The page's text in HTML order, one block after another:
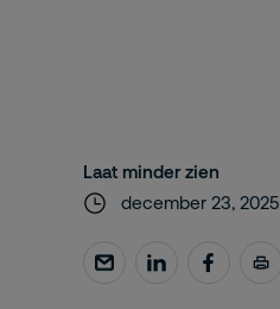
Laat minder zien
december 23, 2025